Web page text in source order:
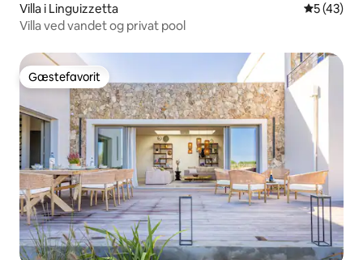
Villa i Linguizzetta 5 ud af 5 i
5 (43)
Villa ved vandet og privat pool
Gæstefavorit
Gæstefavorit